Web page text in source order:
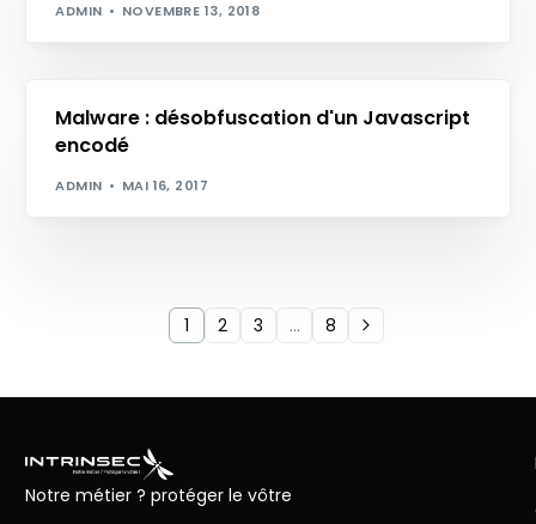
ADMIN NOVEMBRE 13, 2018
Malware : désobfuscation d'un Javascript
encodé
ADMIN MAI 16, 2017
1 2 3 … 8
Notre métier ? protéger le vôtre